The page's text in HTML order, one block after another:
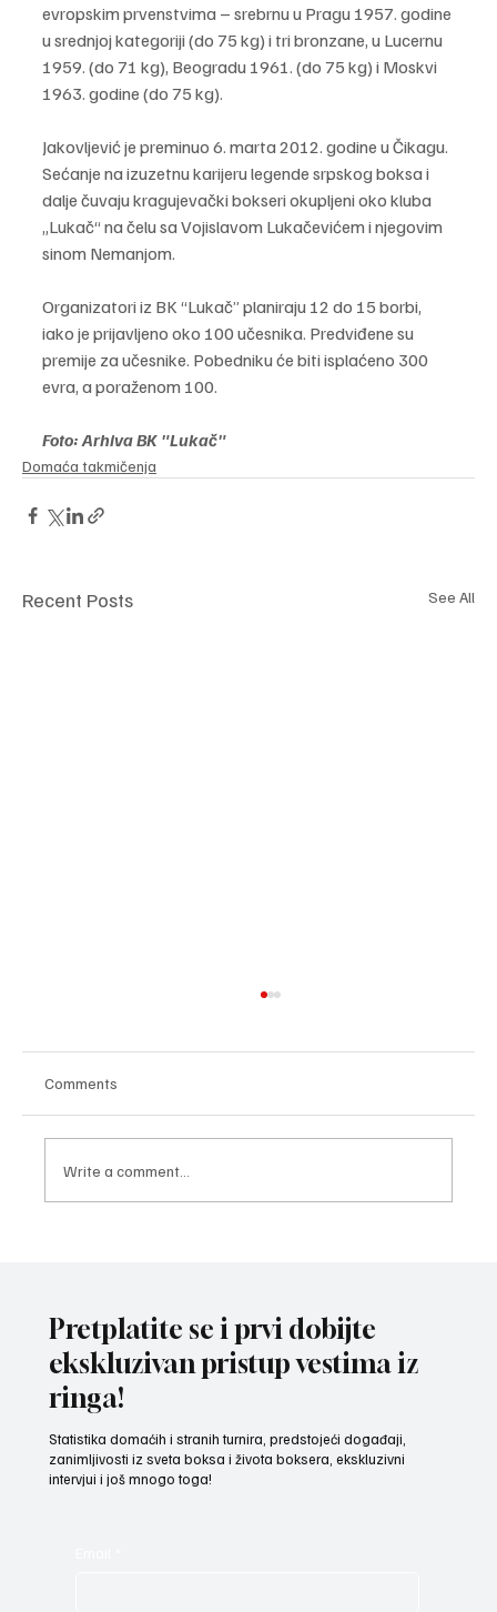
evropskim prvenstvima – srebrnu u Pragu 1957. godine
u srednjoj kategoriji (do 75 kg) i tri bronzane, u Lucernu
1959. (do 71 kg), Beogradu 1961. (do 75 kg) i Moskvi
1963. godine (do 75 kg).
Jakovljević je preminuo 6. marta 2012. godine u Čikagu.
Sećanje na izuzetnu karijeru legende srpskog boksa i
dalje čuvaju kragujevački bokseri okupljeni oko kluba
„Lukač“ na čelu sa Vojislavom Lukačevićem i njegovim
sinom Nemanjom.
Organizatori iz BK “Lukač” planiraju 12 do 15 borbi,
iako je prijavljeno oko 100 učesnika. Predviđene su
premije za učesnike. Pobedniku će biti isplaćeno 300
evra, a poraženom 100.
Foto: Arhiva BK "Lukač"
Domaća takmičenja
Recent Posts See All
Comments
Write a comment...
Pretplatite se i prvi dobijte
ekskluzivan pristup vestima iz
ringa!
Statistika domaćih i stranih turnira, predstojeći događaji,
zanimljivosti iz sveta boksa i života boksera, ekskluzivni
intervjui i još mnogo toga!